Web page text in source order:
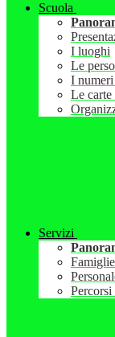
Scuola
I luoghi
Le
I numeri
Le carte
Servizi